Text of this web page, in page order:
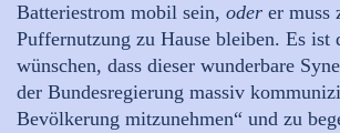
Batteriestrom mobil sein, oder er muss
Puffernutzung zu Hause bleiben. Es ist
wünschen, dass dieser wunderbare
der Bundesregierung massiv
Bevölkerung mitzunehmen“ und zu